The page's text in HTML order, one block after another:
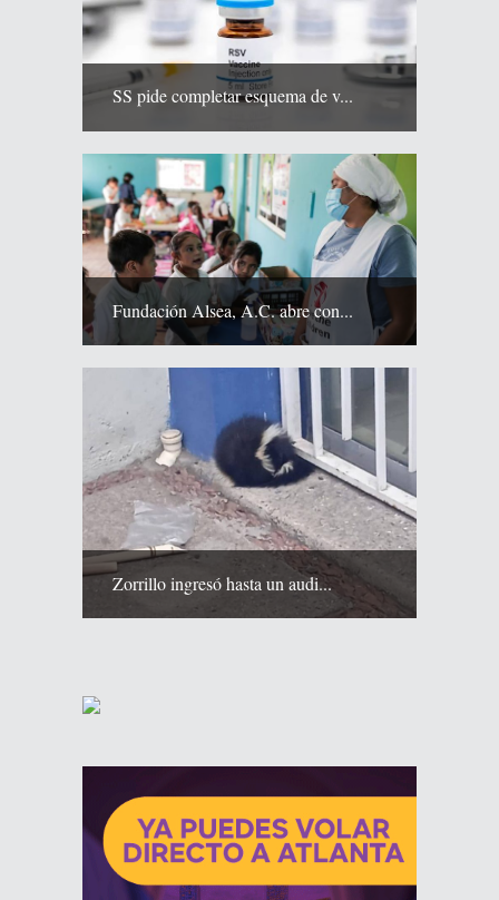
SS pide completar esquema de v...
Fundación Alsea, A.C. abre con...
Zorrillo ingresó hasta un audi...